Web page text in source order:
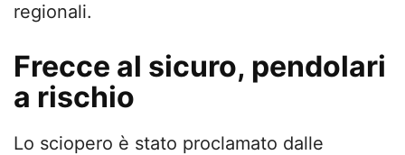
regionali.
Frecce al sicuro, pendolari
a rischio
Lo sciopero è stato proclamato dalle